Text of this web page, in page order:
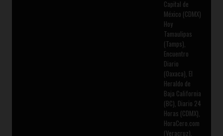
Capital de
México (CDMX)
Hoy
Tamaulipas
(Tamps),
Encuentro
Diario
(Oaxaca), El
Heraldo de
Baja California
(BC), Diario 24
Horas (CDMX),
HoraCero.com
(Veracruz),